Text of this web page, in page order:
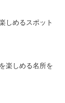
しめるスポット
楽しめる名所を